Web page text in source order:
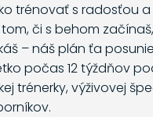
trénovať s radosťou a
či s behom
– náš plán ťa
počas 12 týždňov
trénerky, výživovej